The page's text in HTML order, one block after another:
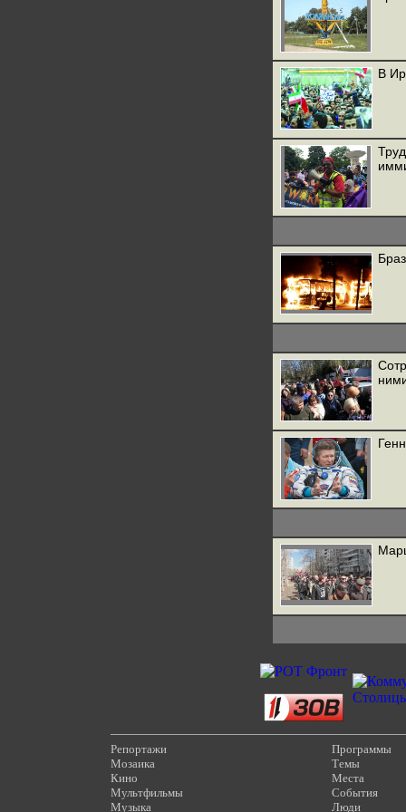
В
Репортажи
Мозаика
Кино
Мультфильмы
Музыка
Программы
Темы
Места
События
Люди